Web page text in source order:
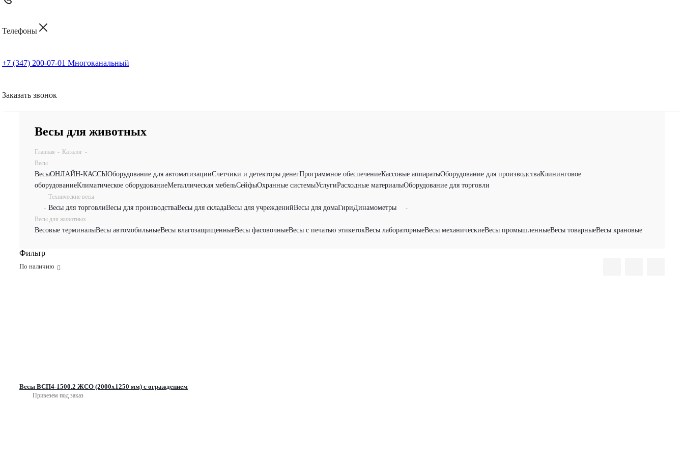
Телефоны
+7 (347) 200-07-01 Многоканальный
Заказать звонок
Весы для животных
Главная - Каталог -
Весы
ВесыОНЛАЙН-КАССЫОборудование для автоматизацииСчетчики и детекторы денегПрограммное обеспечениеКассовые аппаратыОборудование для производстваКлининговое
оборудованиеКлиматическое оборудованиеМеталлическая мебельСейфыОхранные системыУслугиРасходные материалыОборудование для торговли
-
Технические весы
Весы для торговлиВесы для производстваВесы для складаВесы для учрежденийВесы для домаГириДинамометры
-
Весы для животных
Весовые терминалыВесы автомобильныеВесы влагозащищенныеВесы фасовочныеВесы с печатью этикетокВесы лабораторныеВесы механическиеВесы промышленныеВесы товарныеВесы крановые
Фильтр
По наличию
Весы ВСП4-1500.2 ЖСО (2000х1250 мм) с ограждением
Привезем под заказ